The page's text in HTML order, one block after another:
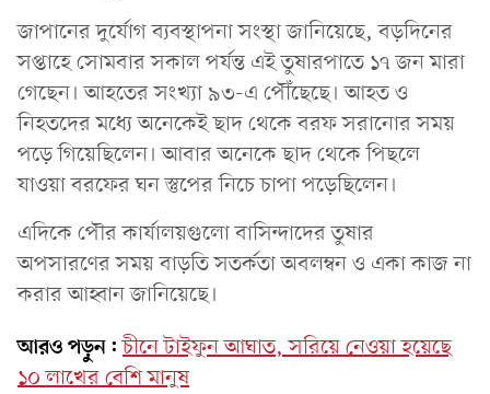
জাপানের দুর্যোগ ব্যবস্থাপনা সংস্থা জানিয়েছে, বড়দিনের
সপ্তাহে সোমবার সকাল পর্যন্ত এই তুষারপাতে ১৭ জন মারা
গেছেন। আহতের সংখ্যা ৯৩-এ পৌঁছেছে। আহত ও
নিহতদের মধ্যে অনেকেই ছাদ থেকে বরফ সরানোর সময়
পড়ে গিয়েছিলেন। আবার অনেকে ছাদ থেকে পিছলে
যাওয়া বরফের ঘন স্তুপের নিচে চাপা পড়েছিলেন।
এদিকে পৌর কার্যালয়গুলো বাসিন্দাদের তুষার
অপসারণের সময় বাড়তি সতর্কতা অবলম্বন ও একা কাজ না
করার আহ্বান জানিয়েছে।
আরও পড়ুন: চীনে টাইফুন আঘাত, সরিয়ে নেওয়া হয়েছে
১০ লাখের বেশি মানুষ